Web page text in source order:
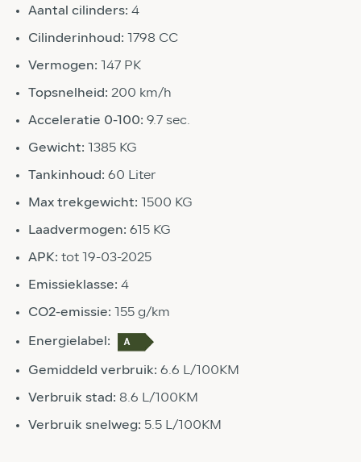
Aantal cilinders: 4
Cilinderinhoud: 1798 CC
Vermogen: 147 PK
Topsnelheid: 200 km/h
Acceleratie 0-100: 9.7 sec.
Gewicht: 1385 KG
Tankinhoud: 60 Liter
Max trekgewicht: 1500 KG
Laadvermogen: 615 KG
APK: tot 19-03-2025
Emissieklasse: 4
CO2-emissie: 155 g/km
Energielabel:
Gemiddeld verbruik: 6.6 L/100KM
Verbruik stad: 8.6 L/100KM
Verbruik snelweg: 5.5 L/100KM